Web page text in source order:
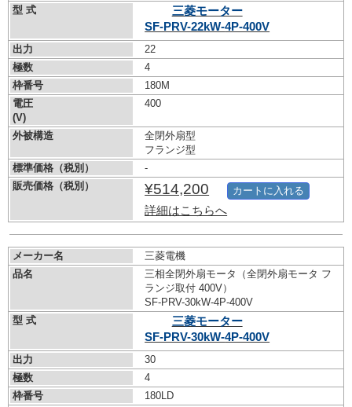
型 式
三菱モーター
SF-PRV-22kW-4P-400V
出力
22
極数
4
枠番号
180M
電圧
(V)
400
外被構造
全閉外扇型
フランジ型
標準価格（税別）
-
販売価格（税別）
¥514,200
詳細はこちらへ
カートに入れる
メーカー名
三菱電機
品名
三相全閉外扇モータ（全閉外扇モータ フ
ランジ取付 400V）
SF-PRV-30kW-4P-400V
型 式
三菱モーター
SF-PRV-30kW-4P-400V
出力
30
極数
4
枠番号
180LD